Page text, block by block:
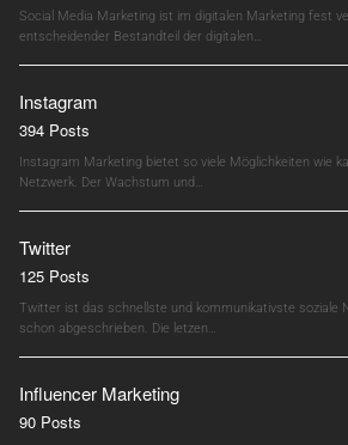
Social Media Marketing ist im digitalen Marketing fest
entscheidender Bestandteil der digitalen…
Instagram
394 Posts
Instagram Marketing bietet so viele Möglichkeiten wie
Netzwerk. Der Wachstum und…
Twitter
125 Posts
Twitter ist das schnellste und kommunikativste soziale
schon abgeschrieben. Die letzen…
Influencer Marketing
90 Posts